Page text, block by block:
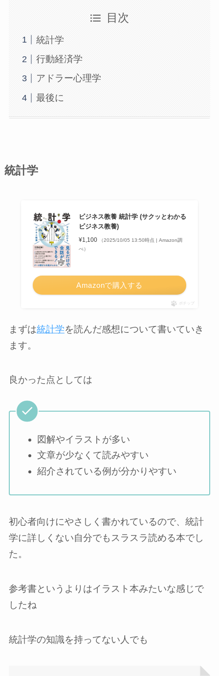
目次
統計学
行動経済学
アドラー心理学
最後に
統計学
ビジネス教養 統計学 (サクッとわかる
ビジネス教養)
¥1,100
（2025/10/05 13:50時点 | Amazon調
べ）
Amazonで購入する
ポチップ
まずは統計学を読んだ感想について書いていき
ます。
良かった点としては
図解やイラストが多い
文章が少なくて読みやすい
紹介されている例が分かりやすい
初心者向けにやさしく書かれているので、統計
学に詳しくない自分でもスラスラ読める本でし
た。
参考書というよりはイラスト本みたいな感じで
したね
統計学の知識を持ってない人でも